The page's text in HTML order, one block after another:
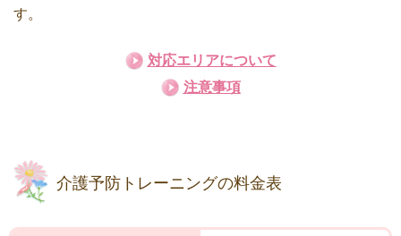
す。
対応エリアについて
注意事項
介護予防トレーニングの料金表